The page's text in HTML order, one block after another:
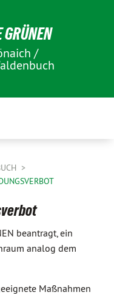
/
beantragt, ein
analog dem
Maßnahmen